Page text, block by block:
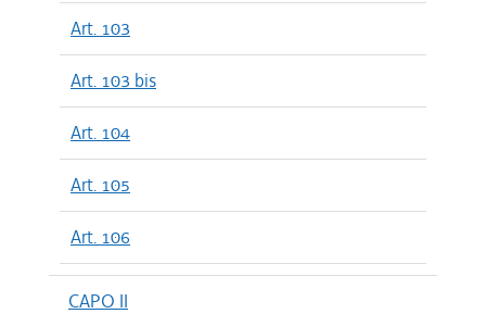
Art. 103
Art. 103 bis
Art. 104
Art. 105
Art. 106
CAPO II